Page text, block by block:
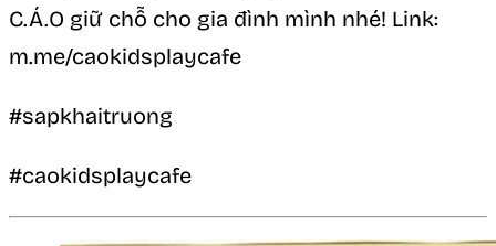
C.Á.O giữ chỗ cho gia đình mình nhé! Link:
m.me/caokidsplaycafe
#sapkhaitruong
#caokidsplaycafe